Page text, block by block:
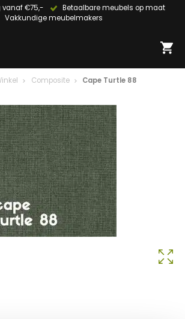
vanaf €75,-
Betaalbare meubels op maat
Vakkundige meubelmakers
Composite Cape Turtle 88